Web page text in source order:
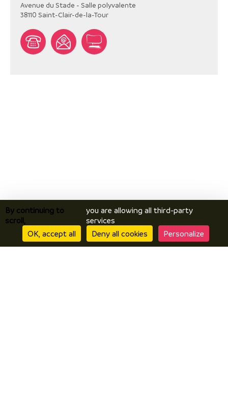
Avenue du Stade - Salle polyvalente
38110 Saint-Clair-de-la-Tour
By continuing to
scroll,
you are allowing all third-party
services
OK, accept all
Deny all cookies Personalize